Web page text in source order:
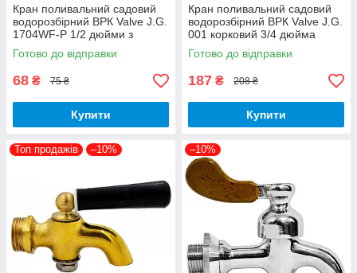
Кран поливальний садовий
водорозбірний ВРК Valve J.G.
1704WF-P 1/2 дюйми з
штуцером 10,5 см пластик
білий
Готово до відправки
68 ₴ 75 ₴
Купити
Кран поливальний садовий
водорозбірний ВРК Valve J.G.
001 корковий 3/4 дюйма
латунь золотий
Готово до відправки
187 ₴ 208 ₴
Купити
Топ продажів –10% –10%